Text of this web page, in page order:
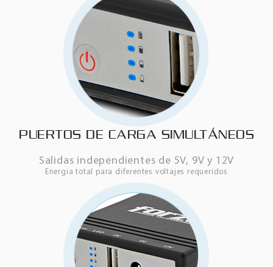
PUERTOS DE CARGA SIMULTÁNEOS
Salidas independientes de 5V, 9V y 12V
Energia total para diferentes voltajes requeridos